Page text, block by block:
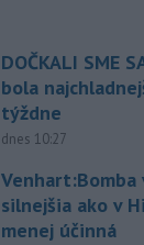
DOČKALI SME
bola
týždne
dnes 10:27
Venhart:Bomba
silnejšia ako v
menej účinná